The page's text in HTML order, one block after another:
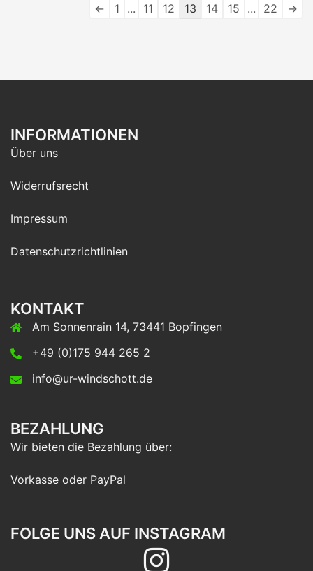
Navigation
← 1 ... 11 12 13 14 15 ... 22 →
INFORMATIONEN
Über uns
Widerrufsrecht
Impressum
Datenschutzrichtlinien
KONTAKT
Am Sonnenrain 14, 73441 Bopfingen
+49 (0)175 944 265 2
info@ur-windschott.de
BEZAHLUNG
Wir bieten die Bezahlung über:
Vorkasse oder PayPal
FOLGE UNS AUF INSTAGRAM
Folge